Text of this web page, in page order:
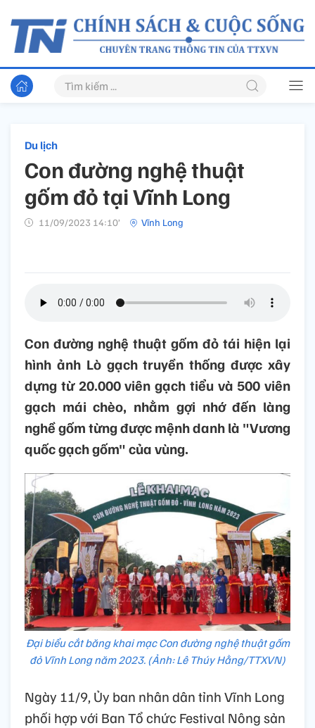
Du lịch
Con đường nghệ thuật
gốm đỏ tại Vĩnh Long
11/09/2023 14:10’ Vĩnh Long
Con đường nghệ thuật gốm đỏ tái hiện lại
hình ảnh Lò gạch truyền thống được xây
dựng từ 20.000 viên gạch tiểu và 500 viên
gạch mái chèo, nhằm gợi nhớ đến làng
nghề gốm từng được mệnh danh là "Vương
quốc gạch gốm" của vùng.
Đại biểu cắt băng khai mạc Con đường nghệ thuật gốm
đỏ Vĩnh Long năm 2023. (Ảnh: Lê Thúy Hằng/TTXVN)
Ngày 11/9, Ủy ban nhân dân tỉnh Vĩnh Long
phối hợp với Ban Tổ chức Festival Nông sản